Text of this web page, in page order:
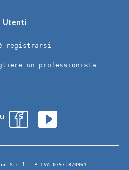
Utenti
registrarsi
un professionista
S.r.l.- P.IVA 07971870964